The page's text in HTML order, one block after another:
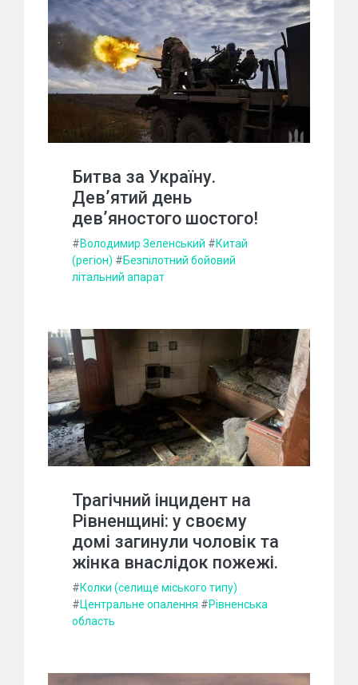
Битва за Україну.
Дев’ятий день
дев’яностого шостого!
#Володимир Зеленський #Китай
(регіон) #Безпілотний бойовий
літальний апарат
Трагічний інцидент на
Рівненщині: у своєму
домі загинули чоловік та
жінка внаслідок пожежі.
#Колки (селище міського типу)
#Центральне опалення #Рівненська
область